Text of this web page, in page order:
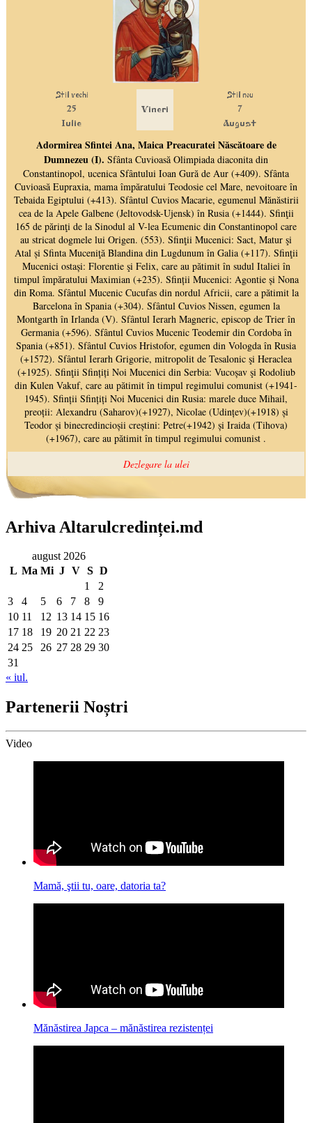
Arhiva Altarulcredinței.md
august 2026
L Ma Mi J V S D
1
2
3
4 5 6 7 8
9
10 11 12 13 14 15 16
17 18 19 20 21 22 23
24 25 26 27 28 29 30
31
« iul.
Partenerii Noștri
Video
Mamă, ştii tu, oare, datoria ta?
Mănăstirea Japca – mănăstirea rezistenței